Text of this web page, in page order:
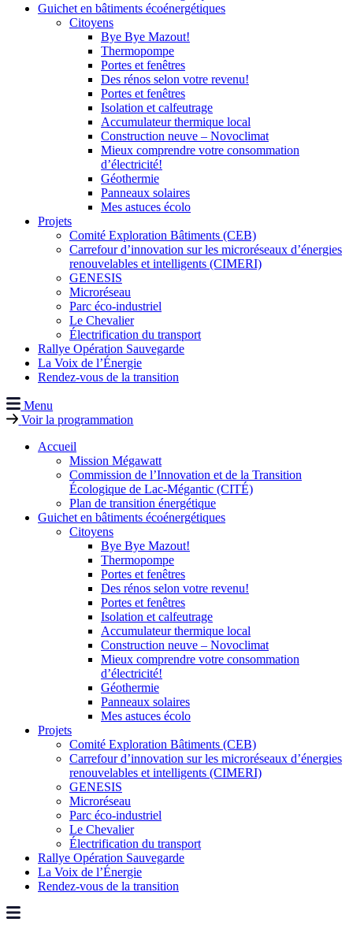
Guichet en bâtiments écoénergétiques
Citoyens
Bye Bye Mazout!
Thermopompe
Portes et fenêtres
Des rénos selon votre revenu!
Portes et fenêtres
Isolation et calfeutrage
Accumulateur thermique local
Construction neuve – Novoclimat
Mieux comprendre votre consommation
d’électricité!
Géothermie
Panneaux solaires
Mes astuces écolo
Projets
Comité Exploration Bâtiments (CEB)
Carrefour d’innovation sur les microréseaux d’énergies
renouvelables et intelligents (CIMERI)
GENESIS
Microréseau
Parc éco-industriel
Le Chevalier
Électrification du transport
Rallye Opération Sauvegarde
La Voix de l’Énergie
Rendez-vous de la transition
Menu
Voir la programmation
Accueil
Mission Mégawatt
Commission de l’Innovation et de la Transition
Écologique de Lac-Mégantic (CITÉ)
Plan de transition énergétique
Guichet en bâtiments écoénergétiques
Citoyens
Bye Bye Mazout!
Thermopompe
Portes et fenêtres
Des rénos selon votre revenu!
Portes et fenêtres
Isolation et calfeutrage
Accumulateur thermique local
Construction neuve – Novoclimat
Mieux comprendre votre consommation
d’électricité!
Géothermie
Panneaux solaires
Mes astuces écolo
Projets
Comité Exploration Bâtiments (CEB)
Carrefour d’innovation sur les microréseaux d’énergies
renouvelables et intelligents (CIMERI)
GENESIS
Microréseau
Parc éco-industriel
Le Chevalier
Électrification du transport
Rallye Opération Sauvegarde
La Voix de l’Énergie
Rendez-vous de la transition